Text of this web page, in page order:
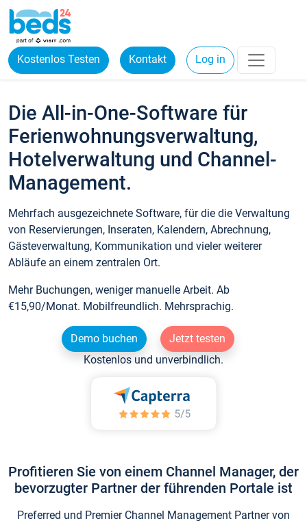
Kostenlos Testen Kontakt Log in
Die All-in-One-Software für
Ferienwohnungsverwaltung,
Hotelverwaltung und Channel-
Management.
Mehrfach ausgezeichnete Software, für die die Verwaltung
von Reservierungen, Inseraten, Kalendern, Abrechnung,
Gästeverwaltung, Kommunikation und vieler weiterer
Abläufe an einem zentralen Ort.
Mehr Buchungen, weniger manuelle Arbeit. Ab
€15,90/Monat. Mobilfreundlich. Mehrsprachig.
Demo buchen
Jetzt testen
Kostenlos und unverbindlich.
Profitieren Sie von einem Channel Manager, der
bevorzugter Partner der führenden Portale ist
Preferred und Premier Channel Management Partner von